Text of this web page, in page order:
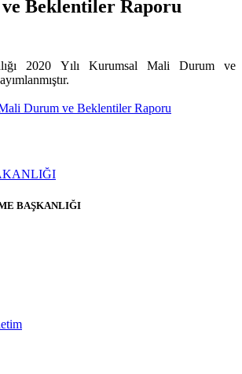
Beklentiler Raporu
2020 Yılı Kurumsal Mali Durum ve
Durum ve Beklentiler Raporu
BAŞKANLIĞI